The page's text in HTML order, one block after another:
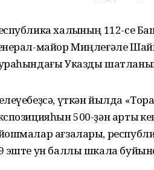
халҡының 112-се
майор Миңлеғәле
Указды
үткән йылда
500-ҙән артыҡ
ағзалары,
эште ун баллы шкала